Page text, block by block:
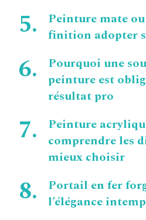
Peinture mate
finition adopter
Pourquoi une
peinture est
résultat pro
Peinture
comprendre les
mieux choisir
Portail en fer
l’élégance